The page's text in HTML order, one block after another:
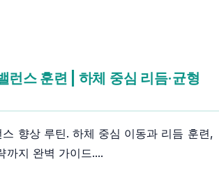
런스 훈련 | 하체 중심 리듬·균형
향상 루틴. 하체 중심 이동과 리듬 훈련,
까지 완벽 가이드....